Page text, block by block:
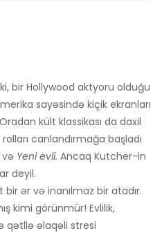
bir Hollywood aktyoru olduğu
sayəsində kiçik ekranları
kült klassikası da daxil
canlandırmağa başladı
və Yeni evli. Ancaq Kutcher-in
deyil.
bir ər və inanılmaz bir atadır.
kimi görünmür! Evlilik,
qətllə əlaqəli stresi